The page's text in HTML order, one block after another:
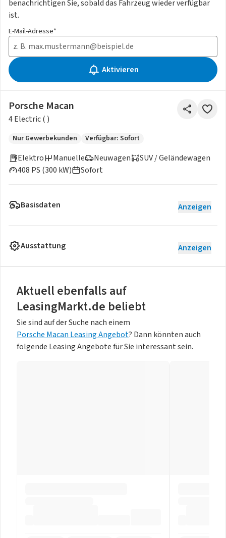
benachrichtigen Sie, sobald das Fahrzeug wieder verfügbar
ist.
E-Mail-Adresse*
Aktivieren
Porsche Macan
4 Electric ( )
Nur Gewerbekunden Verfügbar: Sofort
Elektro
Neuwagen
408 PS (300 kW)
Manuelle
SUV / Geländewagen
Sofort
Basisdaten Anzeigen
Ausstattung Anzeigen
Aktuell ebenfalls auf
LeasingMarkt.de beliebt
Sie sind auf der Suche nach einem
Porsche Macan Leasing Angebot? Dann könnten auch
folgende Leasing Angebote für Sie interessant sein.